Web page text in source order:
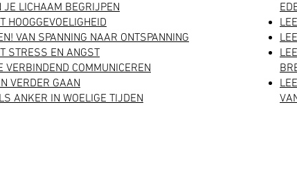
JE LICHAAM BEGRIJPEN
HOOGGEVOELIGHEID
VAN SPANNING NAAR ONTSPANNING​
STRESS EN ANGST
VERBINDEND COMMUNICEREN
VERDER GAAN
ANKER IN WOELIGE TIJDEN